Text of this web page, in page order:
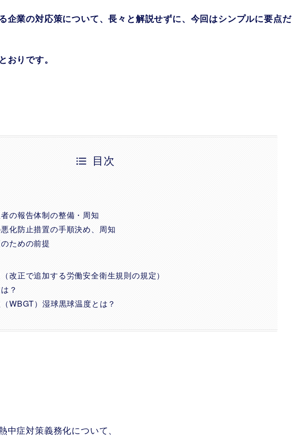
企業の対応策について、長々と解説せずに、今回はシンプルに要点だ
おりです。
目次
の報告体制の整備・周知
化防止措置の手順決め、周知
ための前提
改正で追加する労働安全衛生規則の規定）
？
WBGT）湿球黒球温度とは？
症対策義務化について、